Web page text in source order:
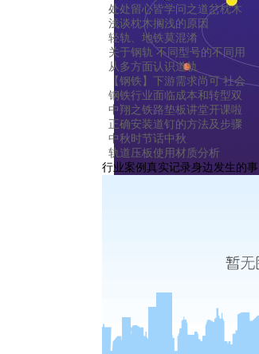
处处留心皆学问之道岔枕木
浅谈枕木搁浅的原因
轻轨、地铁莫混淆
关于钢轨 不同型号的不同用
从多方面认识道轨
【钢铁】下游需求尚可 社会
钢铁行业面临成本和转型双
中翔之铁路垫板讲堂开课啦
正确安装道钉的方法及步骤
中秋时节话中秋
轨道压板使用材质分析
行业案例真实记录身边发生的事